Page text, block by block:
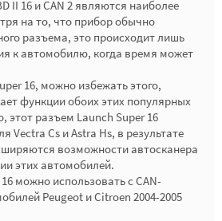
II 16 и CAN 2 являются наиболее
на то, что прибор обычно
разъема, это происходит лишь
к автомобилю, когда время может
16, можно избежать этого,
функции обоих этих популярных
этот разъем Launch Super 16
Vectra Cs и Astra Hs, в результате
возможности автосканера
этих автомобилей.
можно использовать с CAN-
Peugeot и Citroen 2004-2005